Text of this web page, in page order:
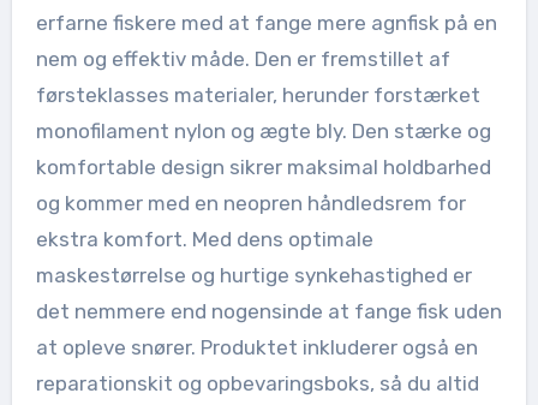
erfarne fiskere med at fange mere agnfisk på en
nem og effektiv måde. Den er fremstillet af
førsteklasses materialer, herunder forstærket
monofilament nylon og ægte bly. Den stærke og
komfortable design sikrer maksimal holdbarhed
og kommer med en neopren håndledsrem for
ekstra komfort. Med dens optimale
maskestørrelse og hurtige synkehastighed er
det nemmere end nogensinde at fange fisk uden
at opleve snører. Produktet inkluderer også en
reparationskit og opbevaringsboks, så du altid